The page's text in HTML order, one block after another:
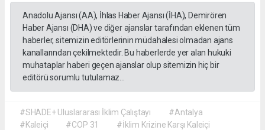
Anadolu Ajansı (AA), İhlas Haber Ajansı (İHA), Demirören
Haber Ajansı (DHA) ve diğer ajanslar tarafından eklenen tüm
haberler, sitemizin editörlerinin müdahalesi olmadan ajans
kanallarından çekilmektedir. Bu haberlerde yer alan hukuki
muhataplar haberi geçen ajanslar olup sitemizin hiç bir
editörü sorumlu tutulamaz...
#SHADE+ Uluslararası İklim Çalıştayı
#Antalya
#Kaleiçi
#COP 31
#İklim Krizine Karşı Kaleiçi